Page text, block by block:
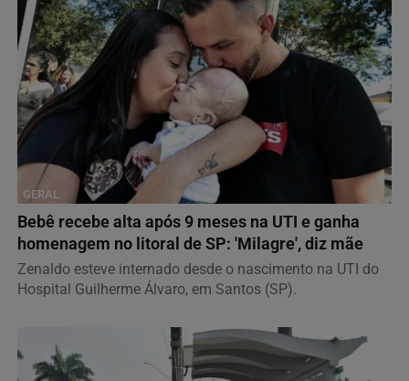
GERAL
Bebê recebe alta após 9 meses na UTI e ganha
homenagem no litoral de SP: 'Milagre', diz mãe
Zenaldo esteve internado desde o nascimento na UTI do
Hospital Guilherme Álvaro, em Santos (SP).